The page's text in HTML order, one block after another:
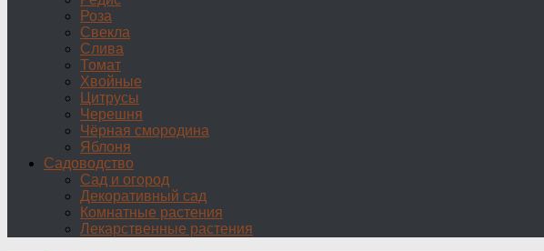
Роза
Свекла
Слива
Томат
Хвойные
Цитрусы
Черешня
Чёрная смородина
Яблоня
Садоводство
Сад и огород
Декоративный сад
Комнатные растения
Лекарственные растения